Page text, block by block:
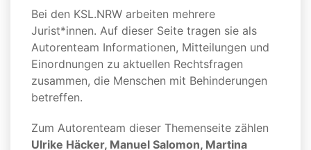
Bei den KSL.NRW arbeiten mehrere
Jurist*innen. Auf dieser Seite tragen sie als
Autorenteam Informationen, Mitteilungen und
Einordnungen zu aktuellen Rechtsfragen
zusammen, die Menschen mit Behinderungen
betreffen.
Zum Autorenteam dieser Themenseite zählen
Ulrike Häcker, Manuel Salomon, Martina